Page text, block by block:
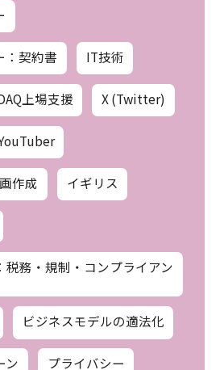
：契約書 IT技術
上場支援 X (Twitter)
作成 イギリス
税務・規制・コンプライアン
ビジネスモデルの適法化
ン プライバシー